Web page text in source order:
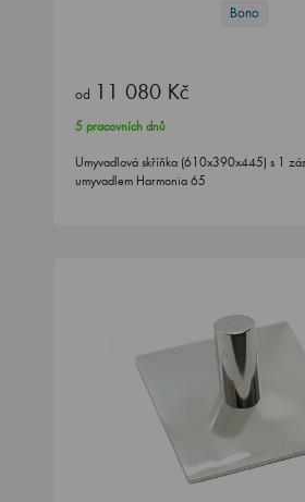
Bono
od 11 080 Kč
5 pracovních dnů
Umyvadlová skříňka (610x390x445) s 1
umyvadlem Harmonia 65